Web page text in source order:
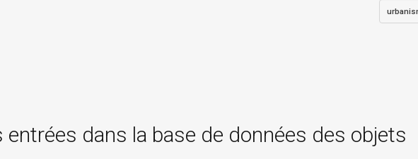
entrées dans la base de données des objets